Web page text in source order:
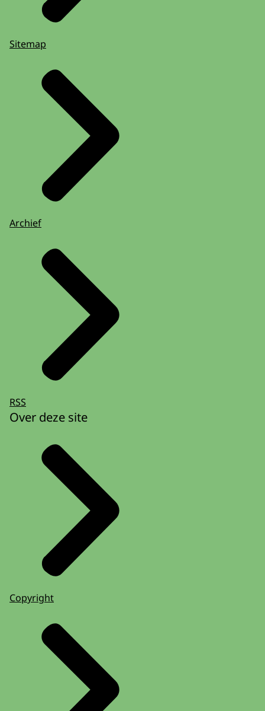
Sitemap
Archief
RSS
Over deze site
Copyright